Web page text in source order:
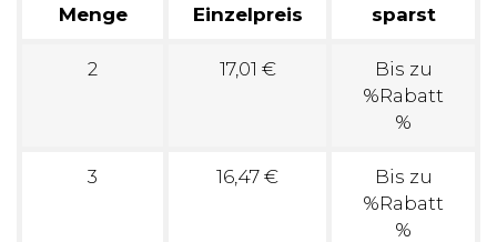
Menge Einzelpreis
sparst
2 17,01 €
Bis zu
%Rabatt
%
3 16,47 €
Bis zu
%Rabatt
%